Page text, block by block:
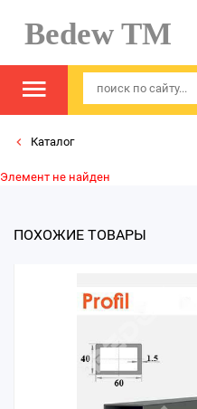
Bedew TM
Каталог
Элемент не найден
ПОХОЖИЕ ТОВАРЫ